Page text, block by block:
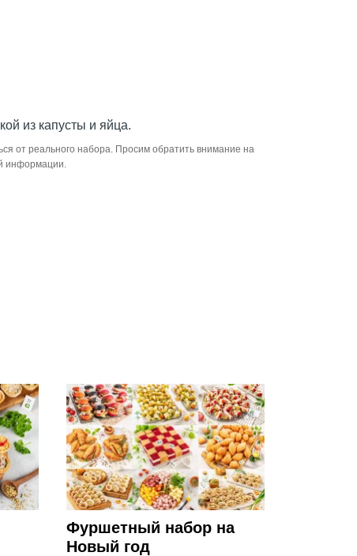
из капусты и яйца.
от реального набора. Просим обратить внимание на
информации.
Фуршетный набор на
Новый год